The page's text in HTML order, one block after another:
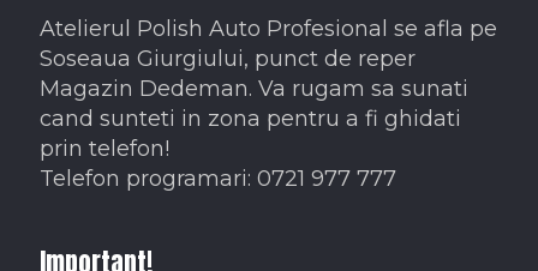
Atelierul Polish Auto Profesional se afla pe
Soseaua Giurgiului, punct de reper
Magazin Dedeman. Va rugam sa sunati
cand sunteti in zona pentru a fi ghidati
prin telefon!
Telefon programari: 0721 977 777
Important!